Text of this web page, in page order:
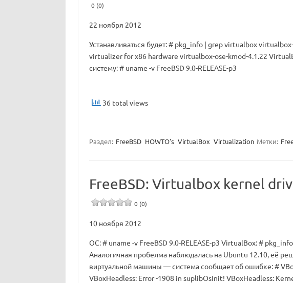
0 (0)
22 ноября 2012
Устанавливаться будет: # pkg_info | grep virtualbox
virtualizer for x86 hardware virtualbox-ose-kmod-4.1.22
систему: # uname -v FreeBSD 9.0-RELEASE-p3
36 total views
Раздел: FreeBSD HOWTO's VirtualBox Virtualization Метки:
FreeBSD: Virtualbox kernel
0 (0)
10 ноября 2012
ОС: # uname -v FreeBSD 9.0-RELEASE-p3 VirtualBox: #
Аналогичная пробелма наблюдалась на Ubuntu 12.10, её
виртуальной машины — система сообщает об ошибке: #
VBoxHeadless: Error -1908 in suplibOsInit! VBoxHeadless: